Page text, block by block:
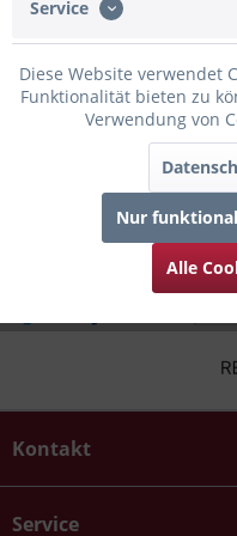
Bewertungen lesen,
Infos zum Hersteller
Folgende Infos zum
Kontakt
Service
Service
Diese Website verwendet
Funktionalität bieten zu
Verwendung von
Nur
Alle